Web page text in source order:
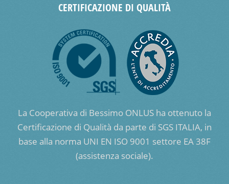
CERTIFICAZIONE DI QUALITÀ
La Cooperativa di Bessimo ONLUS ha ottenuto la
Certificazione di Qualità da parte di SGS ITALIA, in
base alla norma UNI EN ISO 9001 settore EA 38F
(assistenza sociale).